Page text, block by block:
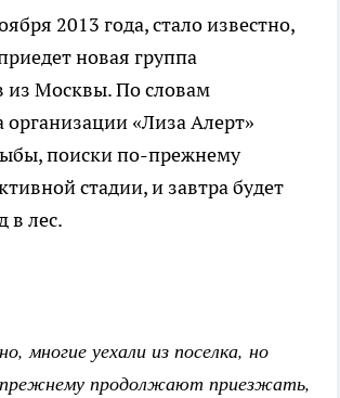
2013 года, стало известно,
новая группа
из Москвы. По словам
организации «Лиза Алерт»
поиски по-прежнему
стадии, и завтра будет
в лес.
многие уехали из поселка, но
прежнему продолжают приезжать,